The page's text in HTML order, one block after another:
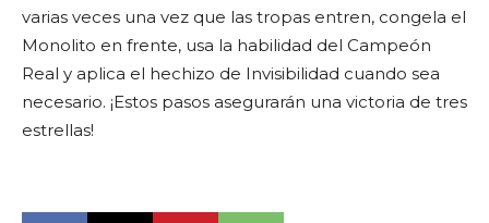
varias veces una vez que las tropas entren, congela el
Monolito en frente, usa la habilidad del Campeón
Real y aplica el hechizo de Invisibilidad cuando sea
necesario. ¡Estos pasos asegurarán una victoria de tres
estrellas!